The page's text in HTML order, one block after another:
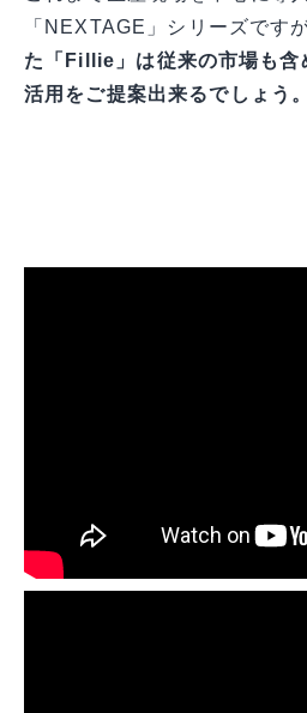
「NEXTAGE」シリーズです
た「Fillie」は従来の市場も含
活用をご提案出来るでしょう。